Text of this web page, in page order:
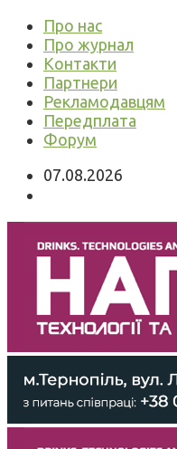
Про нас
Про журнал
Контакти
Партнери
Рекламодавцям
Передплата
Форум
07.08.2026